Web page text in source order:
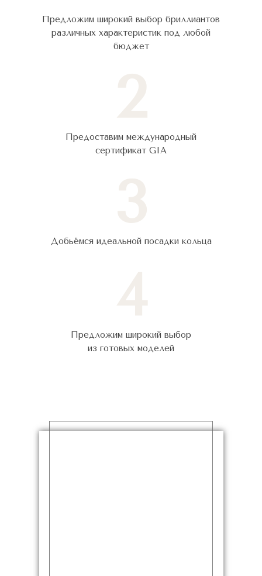
Предложим широкий выбор бриллиантов
различных характеристик под любой
бюджет
Предоставим международный
сертификат GIA
Добьёмся идеальной посадки кольца
Предложим широкий выбор
из готовых моделей